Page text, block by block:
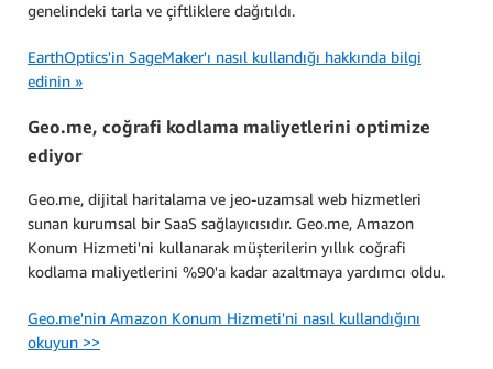
genelindeki tarla ve çiftliklere dağıtıldı.
EarthOptics'in SageMaker'ı nasıl kullandığı hakkında bilgi
edinin »
Geo.me, coğrafi kodlama maliyetlerini optimize
ediyor
Geo.me, dijital haritalama ve jeo-uzamsal web hizmetleri
sunan kurumsal bir SaaS sağlayıcısıdır. Geo.me, Amazon
Konum Hizmeti'ni kullanarak müşterilerin yıllık coğrafi
kodlama maliyetlerini %90'a kadar azaltmaya yardımcı oldu.
Geo.me'nin Amazon Konum Hizmeti'ni nasıl kullandığını
okuyun >>